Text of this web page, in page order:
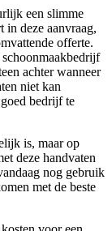
een slimme
in deze aanvraag,
offerte.
achter wanneer
niet kan
bedrijf te
is, maar op
deze handvaten
nog gebruik
met de beste